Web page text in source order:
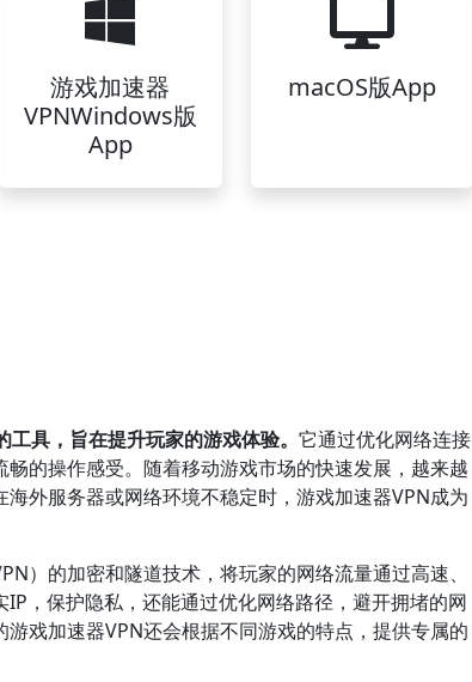
游戏加速器
VPNWindows版
App
macOS版App
具，旨在提升玩家的游戏体验。 它通过优化网络连接
的操作感受。随着移动游戏市场的快速发展，越来越
外服务器或网络环境不稳定时，游戏加速器VPN成为
）的加密和隧道技术，将玩家的网络流量通过高速、
，保护隐私，还能通过优化网络路径，避开拥堵的网
戏加速器VPN还会根据不同游戏的特点，提供专属的